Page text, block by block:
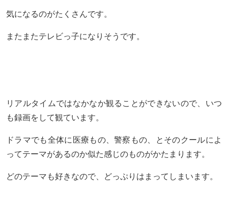
気になるのがたくさんです。
またまたテレビっ子になりそうです。
リアルタイムではなかなか観ることができないので、いつ
も録画をして観ています。
ドラマでも全体に医療もの、警察もの、とそのクールによ
ってテーマがあるのか似た感じのものがかたまります。
どのテーマも好きなので、どっぷりはまってしまいます。